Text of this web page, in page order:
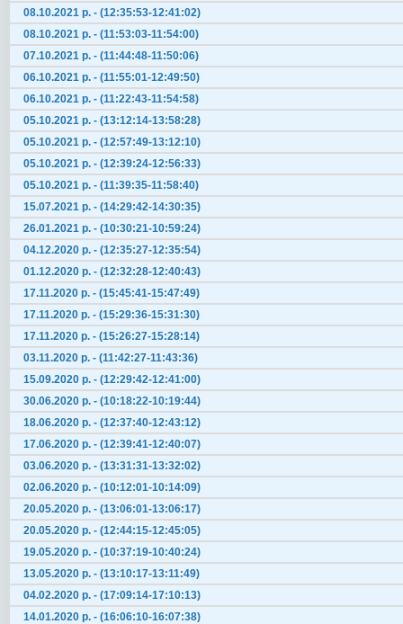
08.10.2021 р. - (12:35:53-12:41:02)
08.10.2021 р. - (11:53:03-11:54:00)
07.10.2021 р. - (11:44:48-11:50:06)
06.10.2021 р. - (11:55:01-12:49:50)
06.10.2021 р. - (11:22:43-11:54:58)
05.10.2021 р. - (13:12:14-13:58:28)
05.10.2021 р. - (12:57:49-13:12:10)
05.10.2021 р. - (12:39:24-12:56:33)
05.10.2021 р. - (11:39:35-11:58:40)
15.07.2021 р. - (14:29:42-14:30:35)
26.01.2021 р. - (10:30:21-10:59:24)
04.12.2020 р. - (12:35:27-12:35:54)
01.12.2020 р. - (12:32:28-12:40:43)
17.11.2020 р. - (15:45:41-15:47:49)
17.11.2020 р. - (15:29:36-15:31:30)
17.11.2020 р. - (15:26:27-15:28:14)
03.11.2020 р. - (11:42:27-11:43:36)
15.09.2020 р. - (12:29:42-12:41:00)
30.06.2020 р. - (10:18:22-10:19:44)
18.06.2020 р. - (12:37:40-12:43:12)
17.06.2020 р. - (12:39:41-12:40:07)
03.06.2020 р. - (13:31:31-13:32:02)
02.06.2020 р. - (10:12:01-10:14:09)
20.05.2020 р. - (13:06:01-13:06:17)
20.05.2020 р. - (12:44:15-12:45:05)
19.05.2020 р. - (10:37:19-10:40:24)
13.05.2020 р. - (13:10:17-13:11:49)
04.02.2020 р. - (17:09:14-17:10:13)
14.01.2020 р. - (16:06:10-16:07:38)